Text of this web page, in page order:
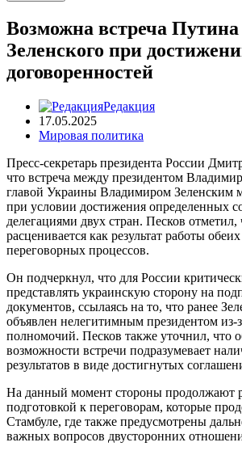
Возможна встреча
Зеленского при
договоренностей
Редакция
17.05.2025
Мировая политика
Пресс-секретарь президента России
что встреча между президентом
главой Украины Владимиром Зеленским
при условии достижения определенных
делегациями двух стран. Песков отметил,
расценивается как результат работы
переговорных процессов.
Он подчеркнул, что для России
представлять украинскую сторону на
документов, ссылаясь на то, что ранее
объявлен нелегитимным президентом из-
полномочий. Песков также уточнил, что
возможности встречи подразумевает
результатов в виде достигнутых
На данный момент стороны продолжают
подготовкой к переговорам, которые
Стамбуле, где также предусмотрены
важных вопросов двусторонних